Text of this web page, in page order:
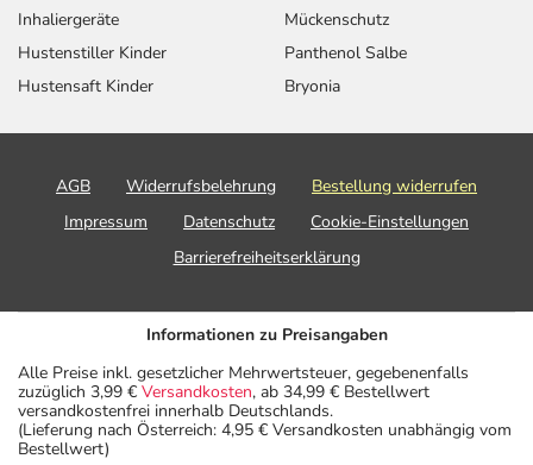
Inhaliergeräte
Hustenstiller Kinder
Hustensaft Kinder
Mückenschutz
Panthenol Salbe
Bryonia
AGB Widerrufsbelehrung
Bestellung widerrufen
Impressum
Datenschutz
Cookie-Einstellungen
Barrierefreiheitserklärung
Informationen zu Preisangaben
Alle Preise inkl. gesetzlicher Mehrwertsteuer, gegebenenfalls
zuzüglich 3,99 € Versandkosten, ab 34,99 € Bestellwert
versandkostenfrei innerhalb Deutschlands.
(Lieferung nach Österreich: 4,95 € Versandkosten unabhängig vom
Bestellwert)